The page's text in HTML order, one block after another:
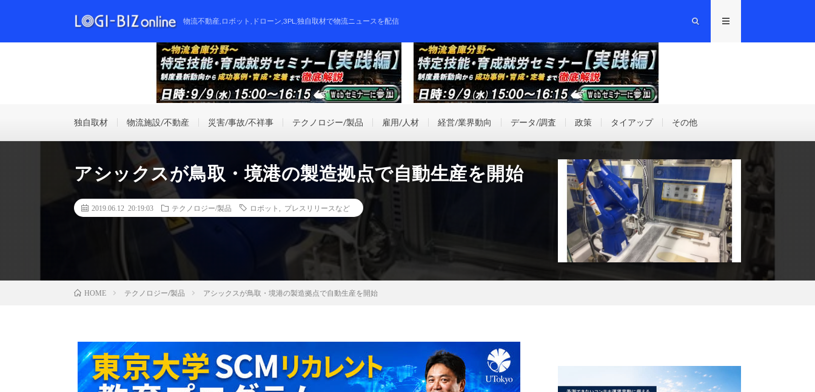
物流不動産,ロボット,ドローン,3PL,独自取材で物流ニュースを配信
独自取材 物流施設/不動産 災害/事故/不祥事 テクノロジー/製品 雇用/人材 経営/業界動向 データ/調査 政策 タイアップ その他
アシックスが鳥取・境港の製造拠点で自動生産を開始
2019.06.12 20:19:03 テクノロジー/製品 ロボット プレスリリースなど
HOME テクノロジー/製品 アシックスが鳥取・境港の製造拠点で自動生産を開始